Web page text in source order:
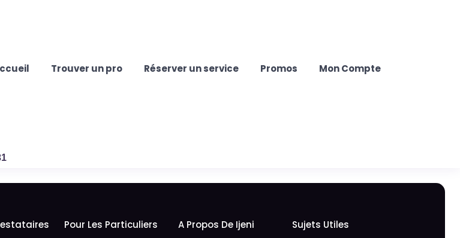
Trouver un pro Réserver un service Promos Mon Compte
Pour Les Particuliers
A Propos De Ijeni
Sujets Utiles